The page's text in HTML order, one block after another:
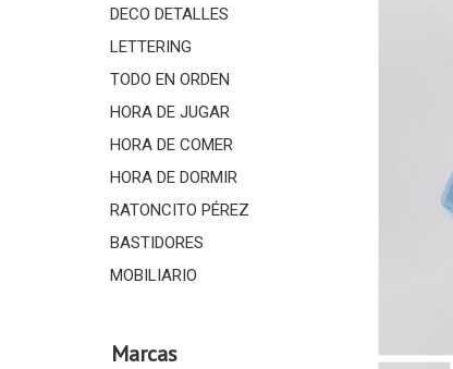
DECO DETALLES
LETTERING
TODO EN ORDEN
HORA DE JUGAR
HORA DE COMER
HORA DE DORMIR
RATONCITO PÉREZ
BASTIDORES
MOBILIARIO
Marcas